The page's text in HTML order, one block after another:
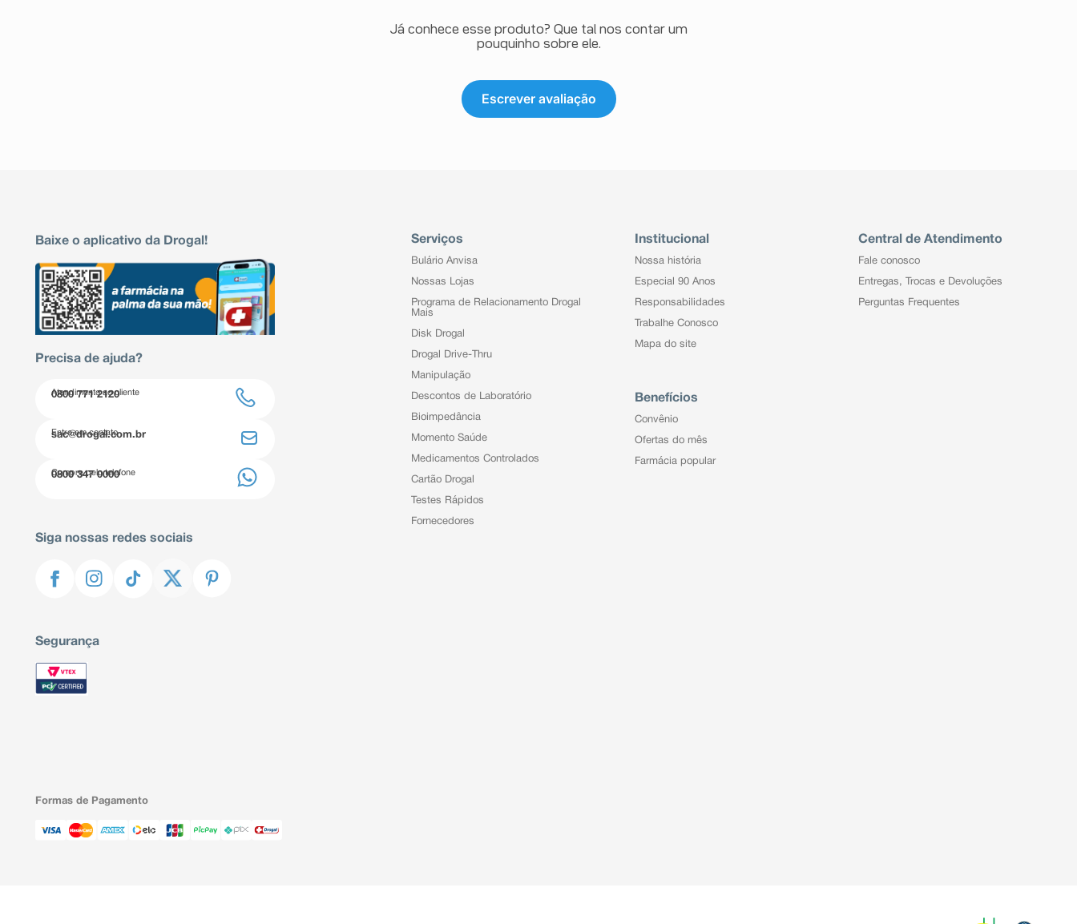
Já conhece esse produto? Que tal nos contar um
pouquinho sobre ele.
Escrever avaliação
Baixe o aplicativo da Drogal!
Precisa de ajuda?
Atendimento ao cliente
0800 771 2120
Entre em contato
sac@drogal.com.br
Compre pelo telefone
0800 347 0000
Siga nossas redes sociais
Segurança
Serviços
Bulário Anvisa
Nossas Lojas
Programa de Relacionamento Drogal
Mais
Disk Drogal
Drogal Drive-Thru
Manipulação
Descontos de Laboratório
Bioimpedância
Momento Saúde
Medicamentos Controlados
Cartão Drogal
Testes Rápidos
Fornecedores
Institucional
Nossa história
Especial 90 Anos
Responsabilidades
Trabalhe Conosco
Mapa do site
Benefícios
Convênio
Ofertas do mês
Farmácia popular
Central de Atendimento
Fale conosco
Entregas, Trocas e Devoluções
Perguntas Frequentes
Formas de Pagamento